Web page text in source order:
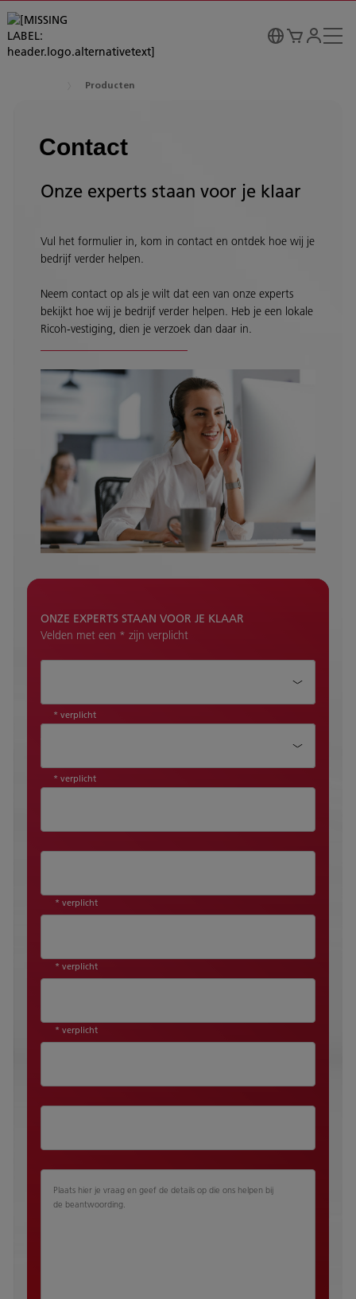
Producten
Contact
Onze experts staan voor je klaar
Vul het formulier in, kom in contact en ontdek hoe wij je
bedrijf verder helpen.
Neem contact op als je wilt dat een van onze experts
bekijkt hoe wij je bedrijf verder helpen. Heb je een lokale
Ricoh-vestiging, dien je verzoek dan daar in.
ONZE EXPERTS STAAN VOOR JE KLAAR
Velden met een * zijn verplicht
* verplicht
* verplicht
* verplicht
* verplicht
* verplicht
Plaats hier je vraag en geef de details op die ons helpen bij
de beantwoording.